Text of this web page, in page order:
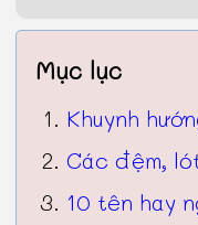
Mục lục
Khuynh
Các đệm,
10 tên hay